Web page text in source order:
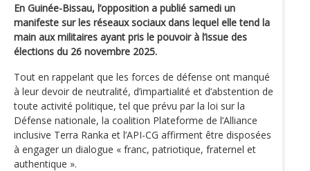
En Guinée-Bissau, l’opposition a publié samedi un
manifeste sur les réseaux sociaux dans lequel elle tend la
main aux militaires ayant pris le pouvoir à l’issue des
élections du 26 novembre 2025.
Tout en rappelant que les forces de défense ont manqué
à leur devoir de neutralité, d’impartialité et d’abstention de
toute activité politique, tel que prévu par la loi sur la
Défense nationale, la coalition Plateforme de l’Alliance
inclusive Terra Ranka et l’API-CG affirment être disposées
à engager un dialogue « franc, patriotique, fraternel et
authentique ».